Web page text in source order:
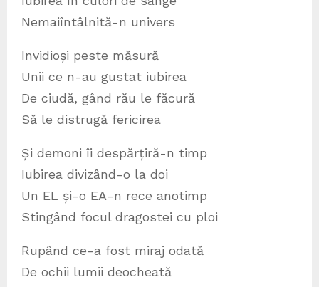
Nemaiîntâlnită-n univers
Invidioși peste măsură
Unii ce n-au gustat iubirea
De ciudă, gând rău le făcură
Să le distrugă fericirea
Și demoni îi despărțiră-n timp
Iubirea divizând-o la doi
Un EL și-o EA-n rece anotimp
Stingând focul dragostei cu ploi
Rupând ce-a fost miraj odată
De ochii lumii deocheată